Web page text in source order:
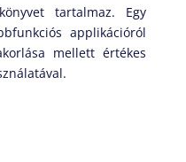
tartalmaz. Egy
applikációról
mellett értékes